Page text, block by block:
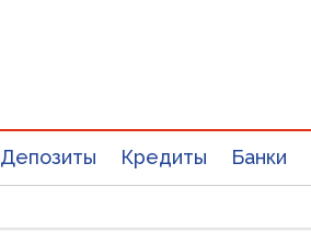
Депозиты Кредиты Банки